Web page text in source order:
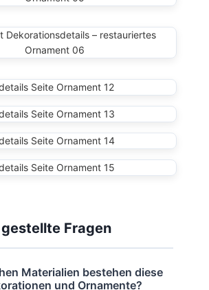
Fragen
Materialien bestehen diese
und Ornamente?